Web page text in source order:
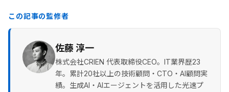
この記事の監修者
佐藤 淳一
株式会社CRIEN 代表取締役CEO。IT業界歴23
年。累計20社以上の技術顧問・CTO・AI顧問実
績。生成AI・AIエージェントを活用した光速プ